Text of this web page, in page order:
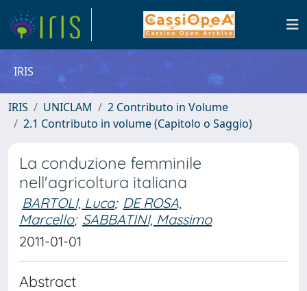
IRIS
IRIS UNICLAM
2 Contributo in Volume
2.1 Contributo in volume (Capitolo o Saggio)
La conduzione femminile
nell'agricoltura italiana
BARTOLI, Luca; DE ROSA,
Marcello; SABBATINI, Massimo
2011-01-01
Abstract